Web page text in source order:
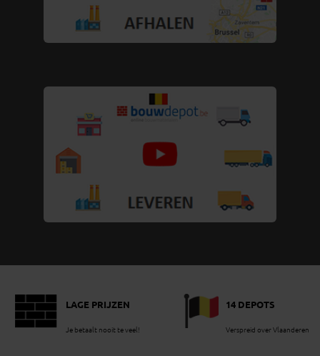
LAGE PRIJZEN
Je betaalt nooit te veel!
14 DEPOTS
Verspreid over Vlaanderen